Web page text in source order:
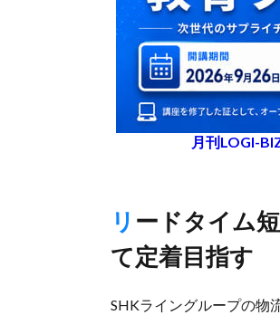
月刊LOGI-
リードタイム短縮や低コスト、環境負荷抑制で空輸の代替とし
て定着目指す
SHKライングループの物